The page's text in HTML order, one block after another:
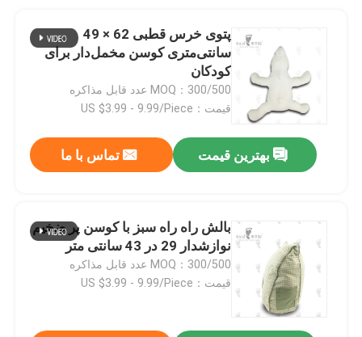
پتوی خرس قطبی 62 × 49
سانتی‌متری کوسن مخمل‌دار برای
کودکان
MOQ：300/500 عدد قابل مذاکره
قیمت：US $3.99 - 9.99/Piece
بهترین قیمت تماس با ما
بالش راه راه سبز با کوسن پر ضخیم
نوازشدار 29 در 43 سانتی متر
MOQ：300/500 عدد قابل مذاکره
قیمت：US $3.99 - 9.99/Piece